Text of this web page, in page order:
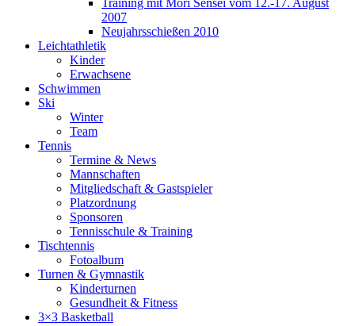
Training mit Mori Sensei vom 12.-17. August
2007
Neujahrsschießen 2010
Leichtathletik
Kinder
Erwachsene
Schwimmen
Ski
Winter
Team
Tennis
Termine & News
Mannschaften
Mitgliedschaft & Gastspieler
Platzordnung
Sponsoren
Tennisschule & Training
Tischtennis
Fotoalbum
Turnen & Gymnastik
Kinderturnen
Gesundheit & Fitness
3×3 Basketball